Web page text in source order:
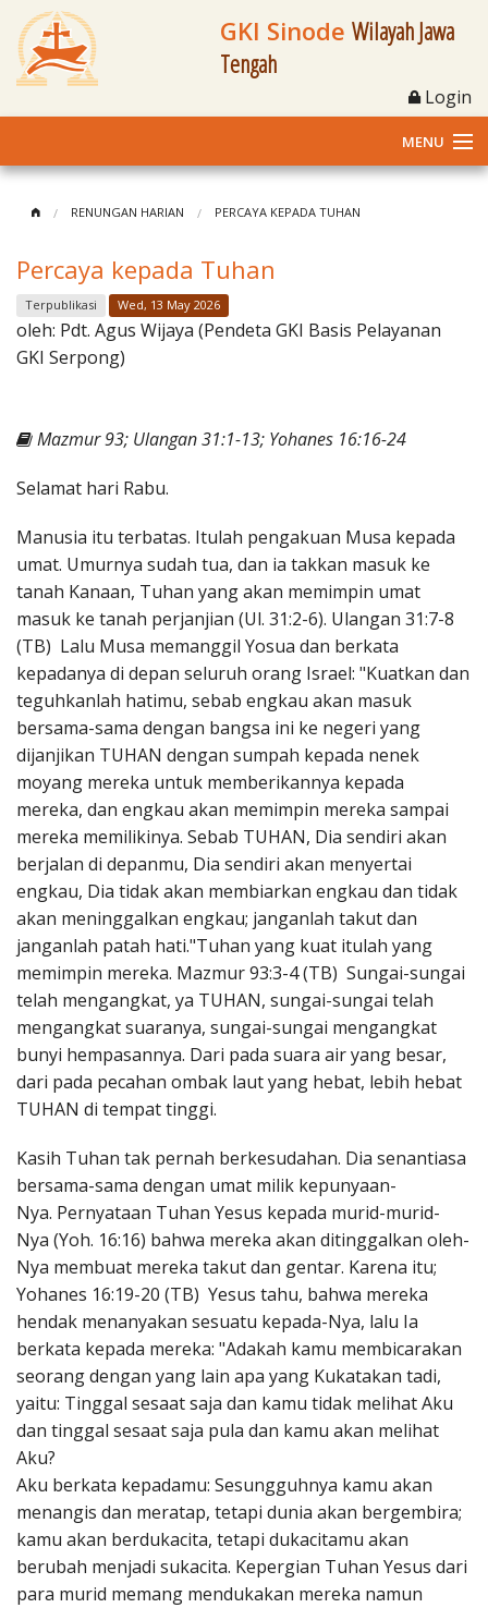
GKI Sinode Wilayah Jawa
Tengah
Login
MENU
Klasis dan Jemaat
Berita Kegiatan
Materi
RENUNGAN HARIAN PERCAYA KEPADA TUHAN
Percaya kepada Tuhan
Terpublikasi Wed, 13 May 2026
oleh: Pdt. Agus Wijaya (Pendeta GKI Basis Pelayanan
GKI Serpong)
Mazmur 93; Ulangan 31:1-13; Yohanes 16:16-24
Selamat hari Rabu.
Manusia itu terbatas. Itulah pengakuan Musa kepada
umat. Umurnya sudah tua, dan ia takkan masuk ke
tanah Kanaan, Tuhan yang akan memimpin umat
masuk ke tanah perjanjian (Ul. 31:2-6). Ulangan 31:7-8
(TB) Lalu Musa memanggil Yosua dan berkata
kepadanya di depan seluruh orang Israel: "Kuatkan dan
teguhkanlah hatimu, sebab engkau akan masuk
bersama-sama dengan bangsa ini ke negeri yang
dijanjikan TUHAN dengan sumpah kepada nenek
moyang mereka untuk memberikannya kepada
mereka, dan engkau akan memimpin mereka sampai
mereka memilikinya. Sebab TUHAN, Dia sendiri akan
berjalan di depanmu, Dia sendiri akan menyertai
engkau, Dia tidak akan membiarkan engkau dan tidak
akan meninggalkan engkau; janganlah takut dan
janganlah patah hati."Tuhan yang kuat itulah yang
memimpin mereka. Mazmur 93:3-4 (TB) Sungai-sungai
telah mengangkat, ya TUHAN, sungai-sungai telah
mengangkat suaranya, sungai-sungai mengangkat
bunyi hempasannya. Dari pada suara air yang besar,
dari pada pecahan ombak laut yang hebat, lebih hebat
TUHAN di tempat tinggi.
Kasih Tuhan tak pernah berkesudahan. Dia senantiasa
bersama-sama dengan umat milik kepunyaan-
Nya. Pernyataan Tuhan Yesus kepada murid-murid-
Nya (Yoh. 16:16) bahwa mereka akan ditinggalkan oleh-
Nya membuat mereka takut dan gentar. Karena itu;
Yohanes 16:19-20 (TB) Yesus tahu, bahwa mereka
hendak menanyakan sesuatu kepada-Nya, lalu Ia
berkata kepada mereka: "Adakah kamu membicarakan
seorang dengan yang lain apa yang Kukatakan tadi,
yaitu: Tinggal sesaat saja dan kamu tidak melihat Aku
dan tinggal sesaat saja pula dan kamu akan melihat
Aku?
Aku berkata kepadamu: Sesungguhnya kamu akan
menangis dan meratap, tetapi dunia akan bergembira;
kamu akan berdukacita, tetapi dukacitamu akan
berubah menjadi sukacita. Kepergian Tuhan Yesus dari
para murid memang mendukakan mereka namun